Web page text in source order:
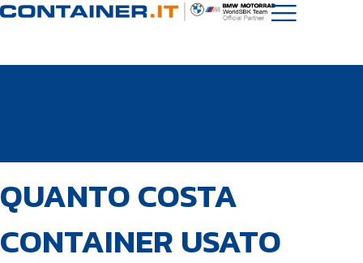
IN:
QUANTO COSTA
CONTAINER USATO
il: